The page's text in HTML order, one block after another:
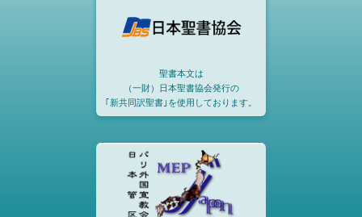
聖書本文は
（一財）日本聖書協会発行の
｢新共同訳聖書｣を使用しております。